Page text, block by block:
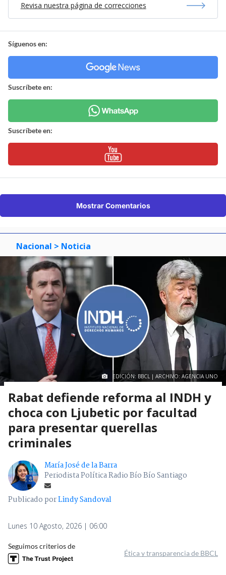
Revisa nuestra página de correcciones
Síguenos en:
Suscríbete en:
Suscríbete en:
Mostrar Comentarios
Nacional > Noticia
EDICIÓN: BBCL | ARCHIVO: AGENCIA UNO
Rabat defiende reforma al INDH y
choca con Ljubetic por facultad
para presentar querellas
criminales
María José de la Barra
Periodista Política Radio Bío Bío Santiago
Publicado porLindy Sandoval
Lunes 10 Agosto, 2026 | 06:00
Seguimos criterios de
Ética y transparencia de BBCL